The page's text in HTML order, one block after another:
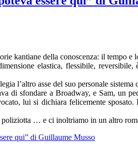
kantiane della conoscenza: il tempo e
elastica, flessibile,
l’altro asse del suo personale
di sfondare a Broadway, e Sam,
lui si dichiara felicemente
… e ci inoltriamo in un altro
qui” di Guillaume Musso